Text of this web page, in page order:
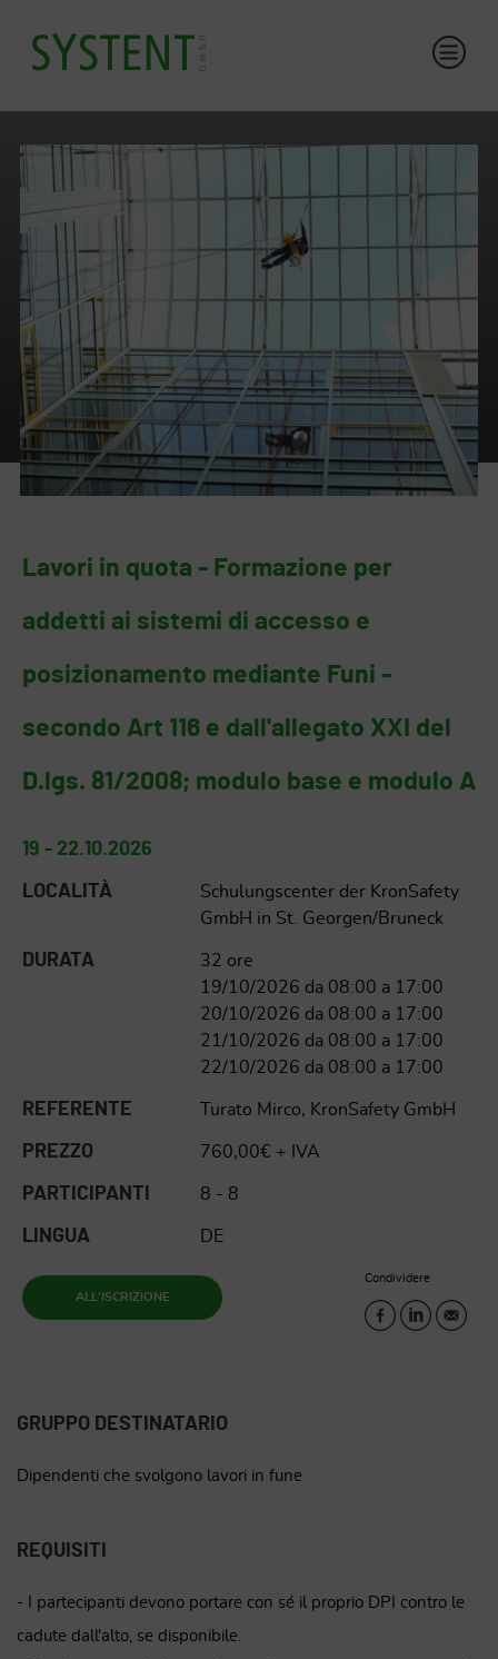
Lavori in quota - Formazione per
addetti ai sistemi di accesso e
posizionamento mediante Funi -
secondo Art 116 e dall'allegato XXI del
D.lgs. 81/2008; modulo base e modulo A
19 - 22.10.2026
LOCALITÀ
Schulungscenter der KronSafety
GmbH in St. Georgen/Bruneck
DURATA
32 ore
19/10/2026 da 08:00 a 17:00
20/10/2026 da 08:00 a 17:00
21/10/2026 da 08:00 a 17:00
22/10/2026 da 08:00 a 17:00
REFERENTE Turato Mirco, KronSafety GmbH
PREZZO 760,00€ + IVA
PARTICIPANTI 8 - 8
LINGUA DE
ALL'ISCRIZIONE
Condividere
GRUPPO DESTINATARIO
Dipendenti che svolgono lavori in fune
REQUISITI
- I partecipanti devono portare con sé il proprio DPI contro le
cadute dall'alto, se disponibile.